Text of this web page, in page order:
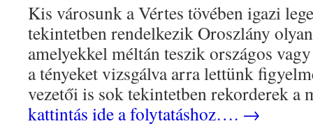
Kis városunk a Vértes tövében igazi
tekintetben rendelkezik Oroszlány
amelyekkel méltán teszik országos
a tényeket vizsgálva arra lettünk
vezetői is sok tekintetben rekorderek a
kattintás ide a folytatáshoz…. →